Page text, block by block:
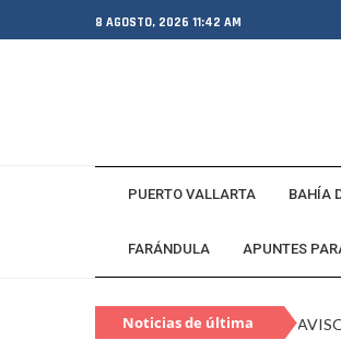
8 AGOSTO, 2026 11:42 AM
PUERTO VALLARTA BAHÍA
FARÁNDULA APUNTES
Noticias de última